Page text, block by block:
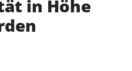
AGENTUR
Über uns
in Höhe